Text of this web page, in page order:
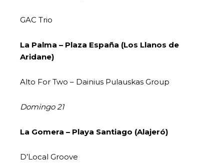
GAC Trio
La Palma – Plaza España (Los Llanos de
Aridane)
Alto For Two – Dainius Pulauskas Group
Domingo 21
La Gomera – Playa Santiago (Alajeró)
D’Local Groove